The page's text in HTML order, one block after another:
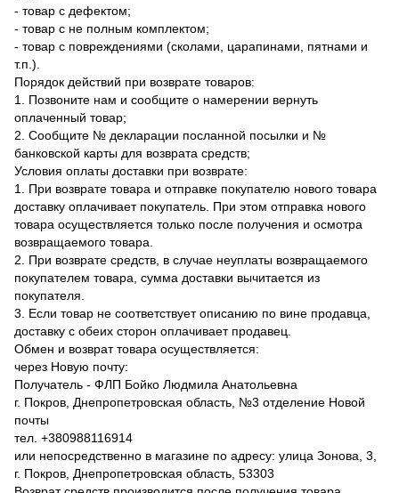
- товар с дефектом;
- товар с не полным комплектом;
- товар с повреждениями (сколами, царапинами, пятнами и
т.п.).
Порядок действий при возврате товаров:
1. Позвоните нам и сообщите о намерении вернуть
оплаченный товар;
2. Сообщите № декларации посланной посылки и №
банковской карты для возврата средств;
Условия оплаты доставки при возврате:
1. При возврате товара и отправке покупателю нового товара
доставку оплачивает покупатель. При этом отправка нового
товара осуществляется только после получения и осмотра
возвращаемого товара.
2. При возврате средств, в случае неуплаты возвращаемого
покупателем товара, сумма доставки вычитается из
покупателя.
3. Если товар не соответствует описанию по вине продавца,
доставку с обеих сторон оплачивает продавец.
Обмен и возврат товара осуществляется:
через Новую почту:
Получатель - ФЛП Бойко Людмила Анатольевна
г. Покров, Днепропетровская область, №3 отделение Новой
почты
тел. +380988116914
или непосредственно в магазине по адресу: улица Зонова, 3,
г. Покров, Днепропетровская область, 53303